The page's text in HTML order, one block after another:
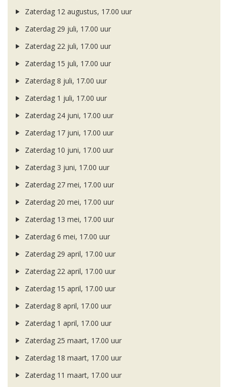
Zaterdag 12 augustus, 17.00 uur
Zaterdag 29 juli, 17.00 uur
Zaterdag 22 juli, 17.00 uur
Zaterdag 15 juli, 17.00 uur
Zaterdag 8 juli, 17.00 uur
Zaterdag 1 juli, 17.00 uur
Zaterdag 24 juni, 17.00 uur
Zaterdag 17 juni, 17.00 uur
Zaterdag 10 juni, 17.00 uur
Zaterdag 3 juni, 17.00 uur
Zaterdag 27 mei, 17.00 uur
Zaterdag 20 mei, 17.00 uur
Zaterdag 13 mei, 17.00 uur
Zaterdag 6 mei, 17.00 uur
Zaterdag 29 april, 17.00 uur
Zaterdag 22 april, 17.00 uur
Zaterdag 15 april, 17.00 uur
Zaterdag 8 april, 17.00 uur
Zaterdag 1 april, 17.00 uur
Zaterdag 25 maart, 17.00 uur
Zaterdag 18 maart, 17.00 uur
Zaterdag 11 maart, 17.00 uur